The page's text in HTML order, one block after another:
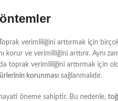
verimliliğini arttırmak için
korur ve verimliliğini arttırır. Aynı
toprak verimliliğini arttırmak için
korunması sağlanmalıdır.
öneme sahiptir. Bu nedenle,